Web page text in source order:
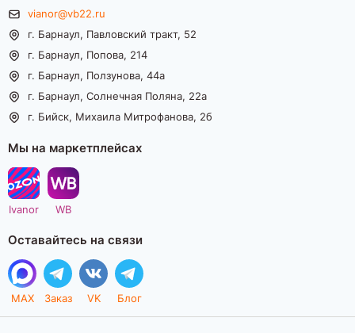
vianor@vb22.ru
г. Барнаул, Павловский тракт, 52
г. Барнаул, Попова, 214
г. Барнаул, Ползунова, 44а
г. Барнаул, Солнечная Поляна, 22а
г. Бийск, Михаила Митрофанова, 2б
Мы на маркетплейсах
Ivanor WB
Оставайтесь на связи
MAX Заказ VK Блог